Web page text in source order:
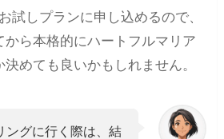
試しプランに申し込めるので、
から本格的にハートフルマリア
めても良いかもしれません。
ングに行く際は、結